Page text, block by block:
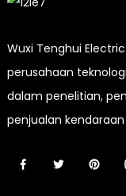
Wuxi Tenghui
perusahaan
dalam penelitian,
penjualan kendaraan